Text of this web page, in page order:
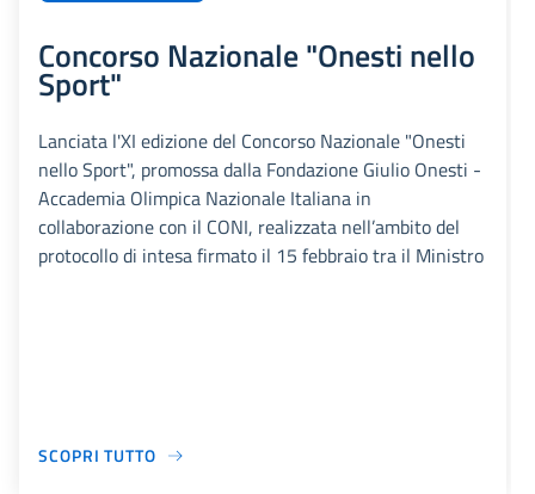
Concorso Nazionale "Onesti nello
Sport"
Lanciata l'XI edizione del Concorso Nazionale "Onesti
nello Sport", promossa dalla Fondazione Giulio Onesti -
Accademia Olimpica Nazionale Italiana in
collaborazione con il CONI, realizzata nell’ambito del
protocollo di intesa firmato il 15 febbraio tra il Ministro
SCOPRI TUTTO